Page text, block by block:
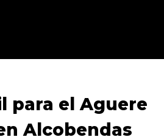
para el Aguere
Alcobendas